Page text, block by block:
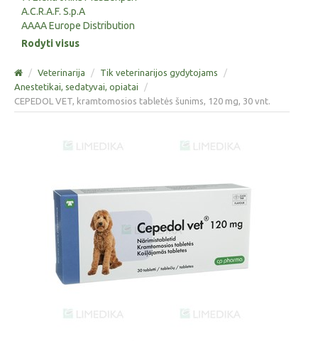
A.C.R.A.F. S.p.A
AAAA Europe Distribution
Rodyti visus
/ Veterinarija / Tik veterinarijos gydytojams
/
Anestetikai, sedatyvai, opiatai
/
CEPEDOL VET, kramtomosios tabletės šunims, 120 mg, 30 vnt.